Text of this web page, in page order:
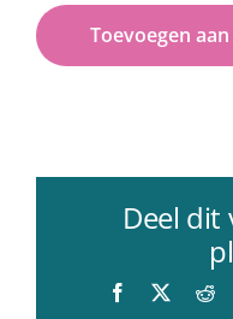
Toevoegen
Deel dit
Facebook